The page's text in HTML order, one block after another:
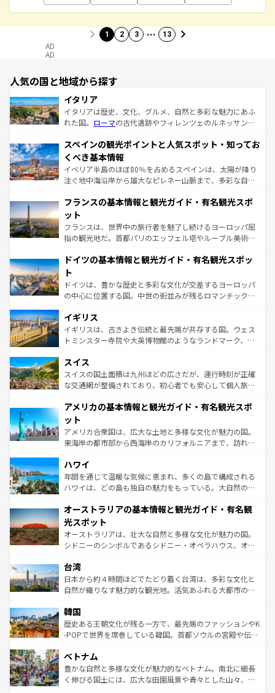
1 2 3 … 13
AD
AD
人気の国と地域から探す
イタリア
イタリアは歴史、文化、グルメ、自然と多彩な魅力にあふ
れた国。 ローマの古代遺跡やフィレンツェのルネッサンス
ろん、トスカーナの美しい田園風景やアマルフィ海岸の絶
景など、自然景観も見逃せない。観光の合間には、本場の
ピザやパスタなど、絶品のイタリア料理を堪能することも
できる。朝目覚めてから夜眠るまで、すべての瞬間を楽し
なお、新着のイタリア情報はコンテンツ一覧を参照してほ
しい。
スペインの観光ポイントと人気スポット・知ってお
くべき基本情報
イベリア半島のほぼ80％を占めるスペインは、太陽が降り
注ぐ地中海沿岸から雄大なピレネー山脈まで、多彩な自然
文化が根付くこの国では、情熱的なフラメンコ、熱気あふ
れる闘牛、そして美味しいタパスが生活の一部となってい
る。首都マドリードの洗練された雰囲気や、バルセロナの
アートに溢れた街角から、地方では古代ローマ遺跡や中世
せる。地方によって風土や気候が異なるスペインはその個
ンテンツ一覧 を参照してほしい。
フランスの基本情報と観光ガイド・有名観光スポ
ット
フランスは、世界中の旅行者を魅了し続けるヨーロッパ屈
指の観光地だ。首都パリのエッフェル塔やルーブル美術館
で、幅広い魅力が詰まっている。華麗な宮殿、歴史的な大
聖堂、美しいビーチ、そして豊かな自然が、訪れる者を心
から魅了する。また、フランスは美食の国としても知ら
れ、フランス料理はユネスコ無形文化遺産にも登録されて
香り高いラベンダー畑など、多彩な楽しみ方が可能だ。さ
らに、パリ以外の地域にも魅力が溢れており、どの街角に
も豊かな歴史と文化が息づいている。パリ以外の個性あふ
を参照してほしい。
ドイツの基本情報と観光ガイド・有名観光スポッ
ト
ドイツは、豊かな歴史と多彩な文化が交差するヨーロッパ
の中心に位置する国。中世の街並みが残るロマンチック街
顔を持つこの国は、どこを歩いても飽きることがない。ベ
ルリンの文化的活気、バイエルン州のアルプスの絶景、そ
してライン川沿いのワイン畑といった風景は必見。ビール
は、お酒好きな人にはぜひ体験してほしい。 なお、新着の
ドイツ情報はコンテンツ一覧を参照してほしい。
イギリス
イギリスは、古きよき伝統と最先端が共存する国。ウェス
トミンスター寺院や大英博物館のようなランドマーク、歴
リアごとに異なる魅力がある。また、優雅なアフタヌーン
ティー、ビール好きにはたまらない英国パブ、サッカー観
戦など、本場だからこそできる体験も豊富。イギリスを旅
ンツ一覧を参照してほしい。
スイス
スイスの国土面積は九州ほどの広さだが、運行時刻が正確
な交通網が整備されており、初心者でも安心して個人旅行
の建物がそのまま残る町や、スイスならではのユニークな
博物館もあり、アルプス観光だけでなく町歩きも満喫する
ことができる。国民の所得が高いため物価も高いが、旅行
者向けの交通パス提供のサービスもあり、うまく活用すれ
着のスイス情報は
アメリカの基本情報と観光ガイド・有名観光スポ
ット
アメリカ合衆国は、広大な土地と多様な文化が魅力の国。
東海岸の都市部から西海岸のカリフォルニアまで、訪れる
のような巨大都市は、観光、ショッピング、エンターテイ
ンメントが詰まった刺激的なスポットだ。一方、アメリカ
西部には大自然が広がり、グランドキャニオンやイエロー
部のニューオーリンズでは、音楽と美食が融合した独特の
文化が魅力。旅行者はアメリカの各地域で異なる魅力を楽
しみながら、その多様性と豊かな歴史を感じることができ
るだろう。車でのロードトリップや列車の旅も、アメリカ
情報は
ハワイ
年間を通じて温暖な気候に恵まれ、多くの島で構成される
ハワイは、どの島も独自の魅力をもっている。大自然の神
ワイ島は見逃せない。また、定番の観光地といえばオアフ
島だが、静かな自然を求めるならマウイ島やカウアイ島が
おすすめ。エメラルドグリーンに輝く海をはじめ、豊かな
文化や歴史が息づいている。「アロハスピリット」と呼ば
人々、おいしいローカルフードやハワイアンミュージッ
ク、伝統的なフラダンスなど、すべてがハワイの魅力を彩
っている。訪れるたびに新しい発見と感動が待っているハ
はコンテンツ一覧
オーストラリアの基本情報と観光ガイド・有名観
光スポット
オーストラリアは、壮大な自然と多様な文化が魅力の国。
シドニーのシンボルであるシドニー・オペラハウス、オー
リアリーフや大陸中央部にそびえるウルル（エアーズロッ
ク）、タスマニアの美しい原生林やケアンズの熱帯雨林な
ど、見どころがたくさん。また、カフェやワイン、オージ
いる。アクティビティも充実しており、サーフィンやダイ
ビング、ハイキングなど、アウトドア好きにはたまらな
い。オーストラリアの多彩な魅力を存分に味わいつくそ
参照してほしい。
台湾
日本から約４時間ほどでたどり着く台湾は、多彩な文化と
自然が織りなす魅力的な観光地。活気あふれる大都市の台
ン）、静ひつな山岳地帯である台湾東部など、都市の喧騒
と山間の静けさが共存しており、訪れる人に新しい発見と
驚きをもたらしてくれる。また、奥深い台湾の食文化も魅
容にもいいと評判のスイーツなど、バラエティ豊かな料理
が味わえる。 なお、新着の台湾情報は コンテンツ一覧を参
照してほしい。
韓国
歴史ある王朝文化が残る一方で、最先端のファッションやK
-POPで世界を席巻している韓国。首都ソウルの宮殿や伝統
き、地方に足を延ばせば四季折々の自然美を楽しむことが
できる。そして、キムチや焼肉、絶品のストリートフード
まで、さまざまな韓国料理が待っている。夜には、韓国な
ベトナム
豊かな自然と多様な文化が魅力的なベトナム。南北に細長
く伸びる国土には、広大な田園風景や青々とした山々、世